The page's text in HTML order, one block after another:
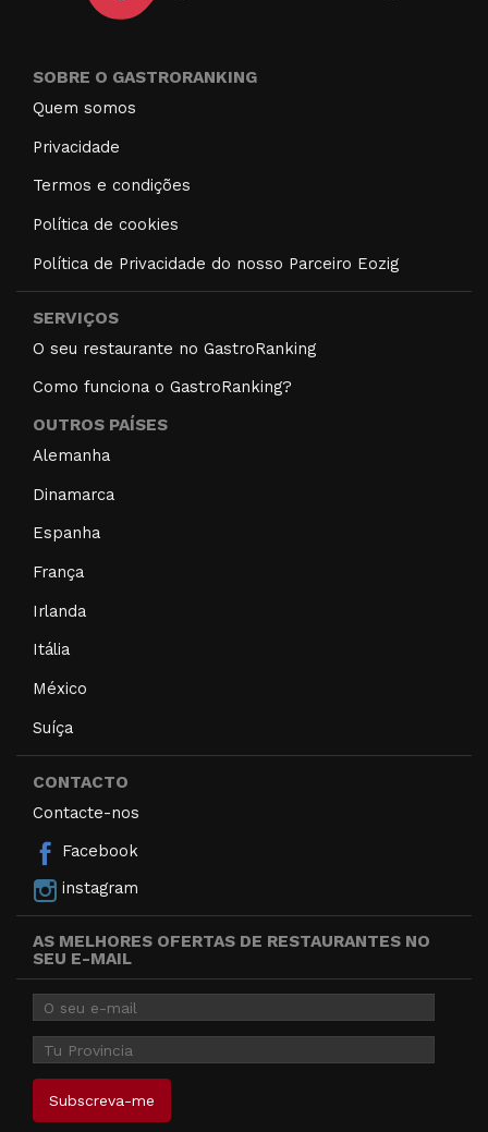
SOBRE O GASTRORANKING
Quem somos
Privacidade
Termos e condições
Política de cookies
Política de Privacidade do nosso Parceiro Eozig
SERVIÇOS
O seu restaurante no GastroRanking
Como funciona o GastroRanking?
OUTROS PAÍSES
Alemanha
Dinamarca
Espanha
França
Irlanda
Itália
México
Suíça
CONTACTO
Contacte-nos
Facebook
instagram
AS MELHORES OFERTAS DE RESTAURANTES NO
SEU E-MAIL